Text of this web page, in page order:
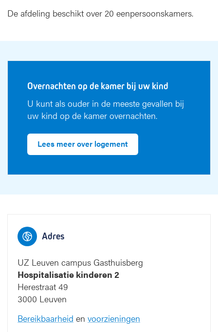
De afdeling beschikt over 20 eenpersoonskamers.
Overnachten op de kamer bij uw kind
U kunt als ouder in de meeste gevallen bij
uw kind op de kamer overnachten.
Lees meer over logement
Adres
UZ Leuven campus Gasthuisberg
Hospitalisatie kinderen 2
Herestraat 49
3000 Leuven
Bereikbaarheid en voorzieningen